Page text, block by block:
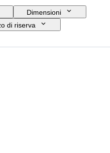
Dimensioni
di riserva
dell'orologio